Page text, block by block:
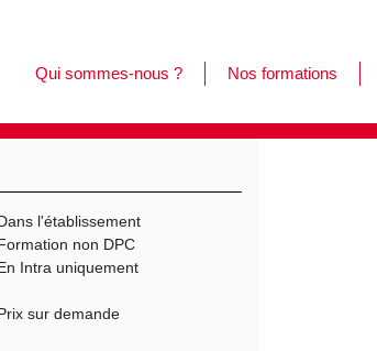
Qui sommes-nous ? Nos formations
l'établissement
non DPC
Intra uniquement
sur demande